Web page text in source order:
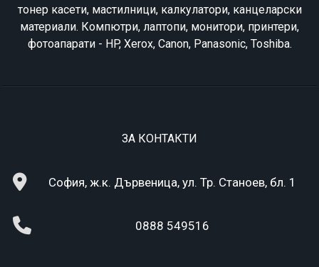
тонер касети, мастилници, калкулатори, канцеларски
материали. Компютри, лаптопи, монитори, принтери,
фотоапарати - HP, Xerox, Canon, Panasonic, Toshiba.
ЗА КОНТАКТИ
София, ж.к. Дървеница, ул. Тр. Станоев, бл. 1
0888 549516